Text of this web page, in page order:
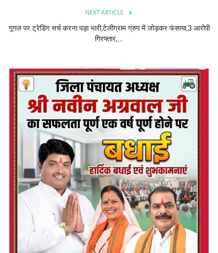
NEXT ARTICLE
गूगल पर ट्रेडिंग सर्च करना पड़ा भारी,टेलीग्राम ग्रुप में जोड़कर फंसाया,3 आरोपी
गिरफ्तार,...